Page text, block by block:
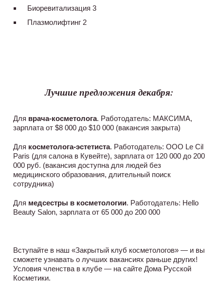
Биоревитализация 3
Плазмолифтинг 2
Лучшие предложения декабря:
Для врача-косметолога. Работодатель: МАКСИМА,
зарплата от $8 000 до $10 000 (вакансия закрыта)
Для косметолога-эстетиста. Работодатель: ООО Le Cil
Paris (для салона в Кувейте), зарплата от 120 000 до 200
000 руб. (вакансия доступна для людей без
медицинского образования, длительный поиск
сотрудника)
Для медсестры в косметологии. Работодатель: Hello
Beauty Salon, зарплата от 65 000 до 200 000
Вступайте в наш «Закрытый клуб косметологов» — и вы
сможете узнавать о лучших вакансиях раньше других!
Условия членства в клубе — на сайте Дома Русской
Косметики.